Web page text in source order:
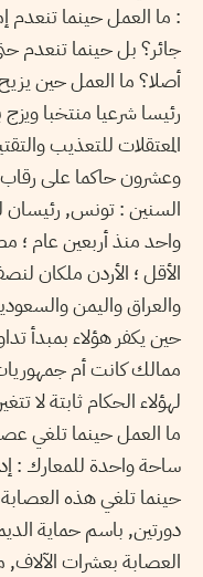
: ما العمل حينما
جائر؟ بل حينما تنعدم
أصلا؟ ما العمل حين
رئيسا شرعيا منتخبا
المعتقلات للتعذيب
وعشرون حاكما على
السنين : تونس, رئيسان
واحد منذ أربعين عام ؛
الأقل ؛ الأردن ملكان
والعراق واليمن
حين يكفر هؤلاء بمبدأ
ممالك كانت أم
ما العمل حينما تلغي
ساحة واحدة للمعارك :
حينما تلغي هذه العصابة
دورتين, باسم حماية
العصابة بعشرات